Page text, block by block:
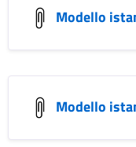
Modello
Modello